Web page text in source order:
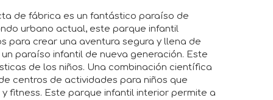
de fábrica es un fantástico paraíso de
urbano actual, este parque infantil
para crear una aventura segura y llena de
paraíso infantil de nueva generación. Este
de los niños. Una combinación científica
centros de actividades para niños que
fitness. Este parque infantil interior permite a